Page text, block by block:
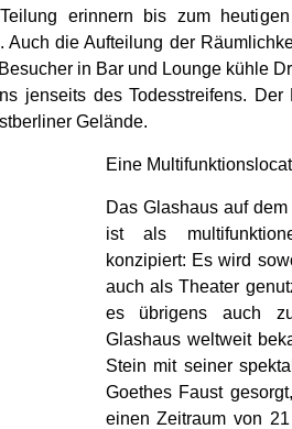
erinnern bis zum
die Aufteilung der
in Bar und Lounge kühle
jenseits des Todesstreifens. Der
Gelände.
Eine
Das Glashaus auf
ist als
konzipiert: Es wird
auch als Theater
es übrigens auch
Glashaus weltweit
Stein mit seiner
Goethes Faust
einen Zeitraum von